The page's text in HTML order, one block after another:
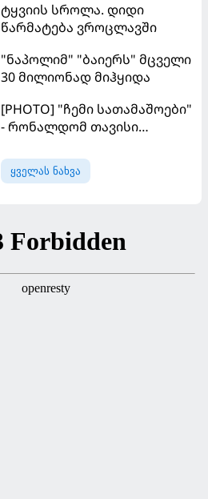
ტყვიის სროლა. დიდი
წარმატება ვროცლავში
"ნაპოლიმ" "ბაიერს" მცველი
30 მილიონად მიჰყიდა
[PHOTO] "ჩემი სათამაშოები"
- რონალდომ თავისი
ყველას ნახვა